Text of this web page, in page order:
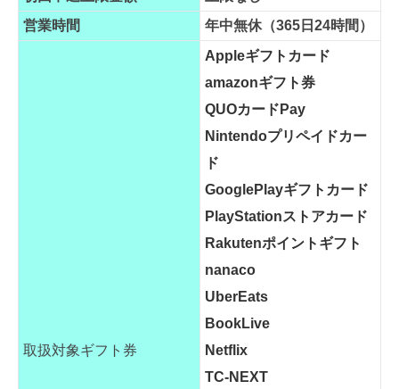
営業時間
年中無休（365日24時間）
取扱対象ギフト券
Appleギフトカード
amazonギフト券
QUOカードPay
Nintendoプリペイドカー
ド
GooglePlayギフトカード
PlayStationストアカード
Rakutenポイントギフト
nanaco
UberEats
BookLive
Netflix
TC-NEXT